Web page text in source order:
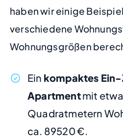
haben wir einige
verschiedene
Wohnungsgrößen
Ein kompaktes
Apartmentmit
Quadratmetern
ca. 89520 €.